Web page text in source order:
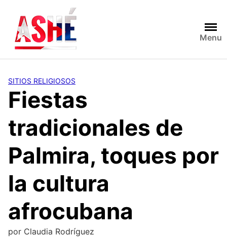
contenido
Menu
SITIOS RELIGIOSOS
Fiestas
tradicionales de
Palmira, toques por
la cultura
afrocubana
por Claudia Rodríguez